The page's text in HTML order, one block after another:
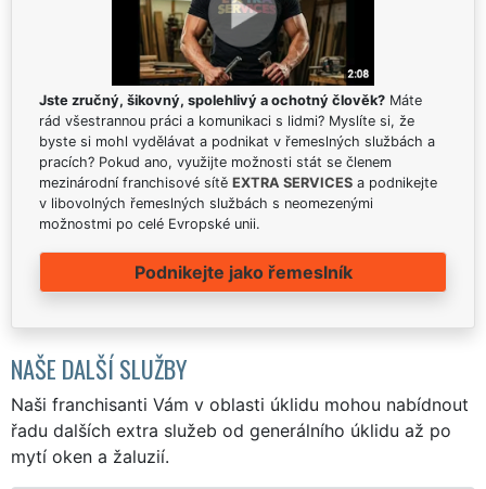
Jste zručný, šikovný, spolehlivý a ochotný člověk? Máte
rád všestrannou práci a komunikaci s lidmi? Myslíte si, že
byste si mohl vydělávat a podnikat v řemeslných službách a
pracích? Pokud ano, využijte možnosti stát se členem
mezinárodní franchisové sítě EXTRA SERVICES a podnikejte
v libovolných řemeslných službách s neomezenými
možnostmi po celé Evropské unii.
Podnikejte jako řemeslník
NAŠE DALŠÍ SLUŽBY
Naši franchisanti Vám v oblasti úklidu mohou nabídnout
řadu dalších extra služeb od generálního úklidu až po
mytí oken a žaluzií.